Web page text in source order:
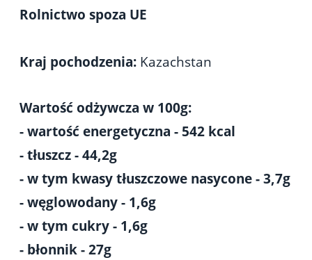
Rolnictwo spoza UE
Kraj pochodzenia: Kazachstan
Wartość odżywcza w 100g:
- wartość energetyczna - 542 kcal
- tłuszcz - 44,2g
- w tym kwasy tłuszczowe nasycone - 3,7g
- węglowodany - 1,6g
- w tym cukry - 1,6g
- błonnik - 27g